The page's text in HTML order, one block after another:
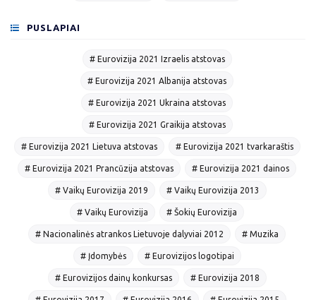
PUSLAPIAI
# Eurovizija 2021 Izraelis atstovas
# Eurovizija 2021 Albanija atstovas
# Eurovizija 2021 Ukraina atstovas
# Eurovizija 2021 Graikija atstovas
# Eurovizija 2021 Lietuva atstovas # Eurovizija 2021 tvarkaraštis
# Eurovizija 2021 Prancūzija atstovas # Eurovizija 2021 dainos
# Vaikų Eurovizija 2019 # Vaikų Eurovizija 2013
# Vaikų Eurovizija # Šokių Eurovizija
# Nacionalinės atrankos Lietuvoje dalyviai 2012 # Muzika
# Įdomybės # Eurovizijos logotipai
# Eurovizijos dainų konkursas # Eurovizija 2018